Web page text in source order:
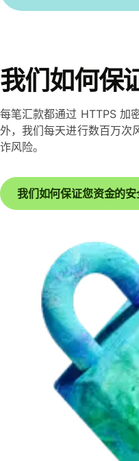
我们如何保
每笔汇款都通过 HTTPS 加
外，我们每天进行数百万次
诈风险。
我们如何保证您资金的安